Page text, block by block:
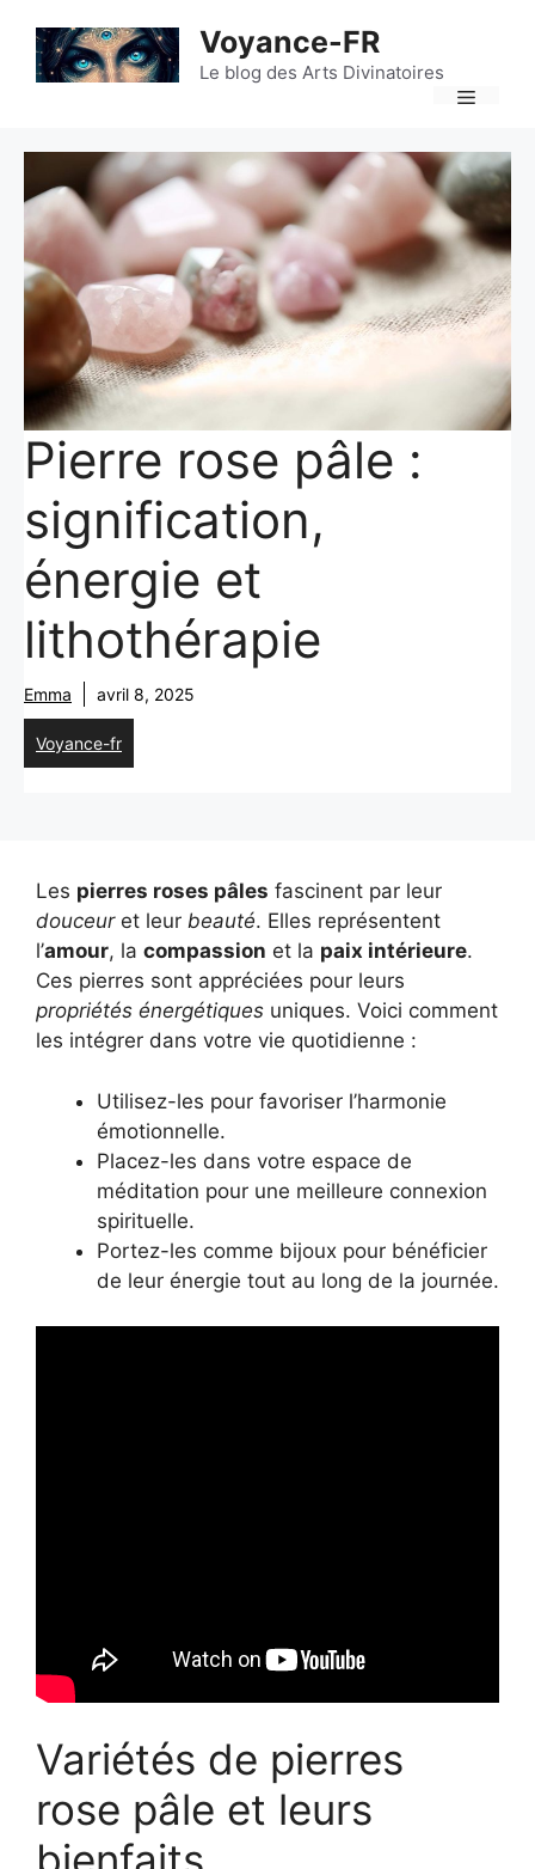
contenu
Voyance-FR
Le blog des Arts Divinatoires
Pierre rose pâle :
signification,
énergie et
lithothérapie
Emma avril 8, 2025
Voyance-fr
Les pierres roses pâles fascinent par leur
douceuret leur beauté. Elles représentent
l’amour, la compassion et la paix intérieure.
Ces pierres sont appréciées pour leurs
propriétés énergétiques uniques. Voici comment
les intégrer dans votre vie quotidienne :
Utilisez-les pour favoriser l’harmonie
émotionnelle.
Placez-les dans votre espace de
méditation pour une meilleure connexion
spirituelle.
Portez-les comme bijoux pour bénéficier
de leur énergie tout au long de la journée.
Variétés de pierres
rose pâle et leurs